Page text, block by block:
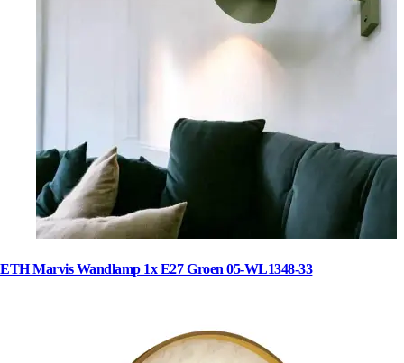
ETH Marvis Wandlamp 1x E27 Groen 05-WL1348-33